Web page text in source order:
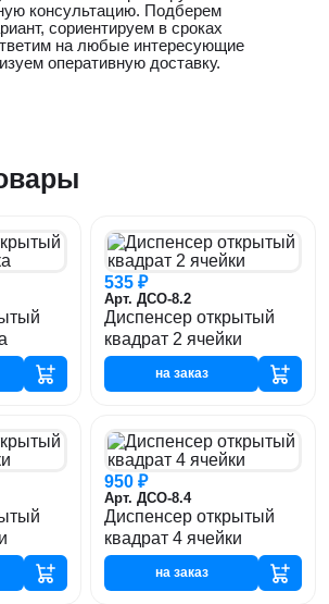
консультацию. Подберем
сориентируем в сроках
на любые интересующие
оперативную доставку.
535 ₽
Арт. ДСО-8.2
Диспенсер открытый
квадрат 2 ячейки
на заказ
950 ₽
Арт. ДСО-8.4
Диспенсер открытый
квадрат 4 ячейки
на заказ